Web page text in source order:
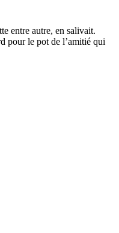
entre autre, en salivait.
pour le pot de l’amitié qui